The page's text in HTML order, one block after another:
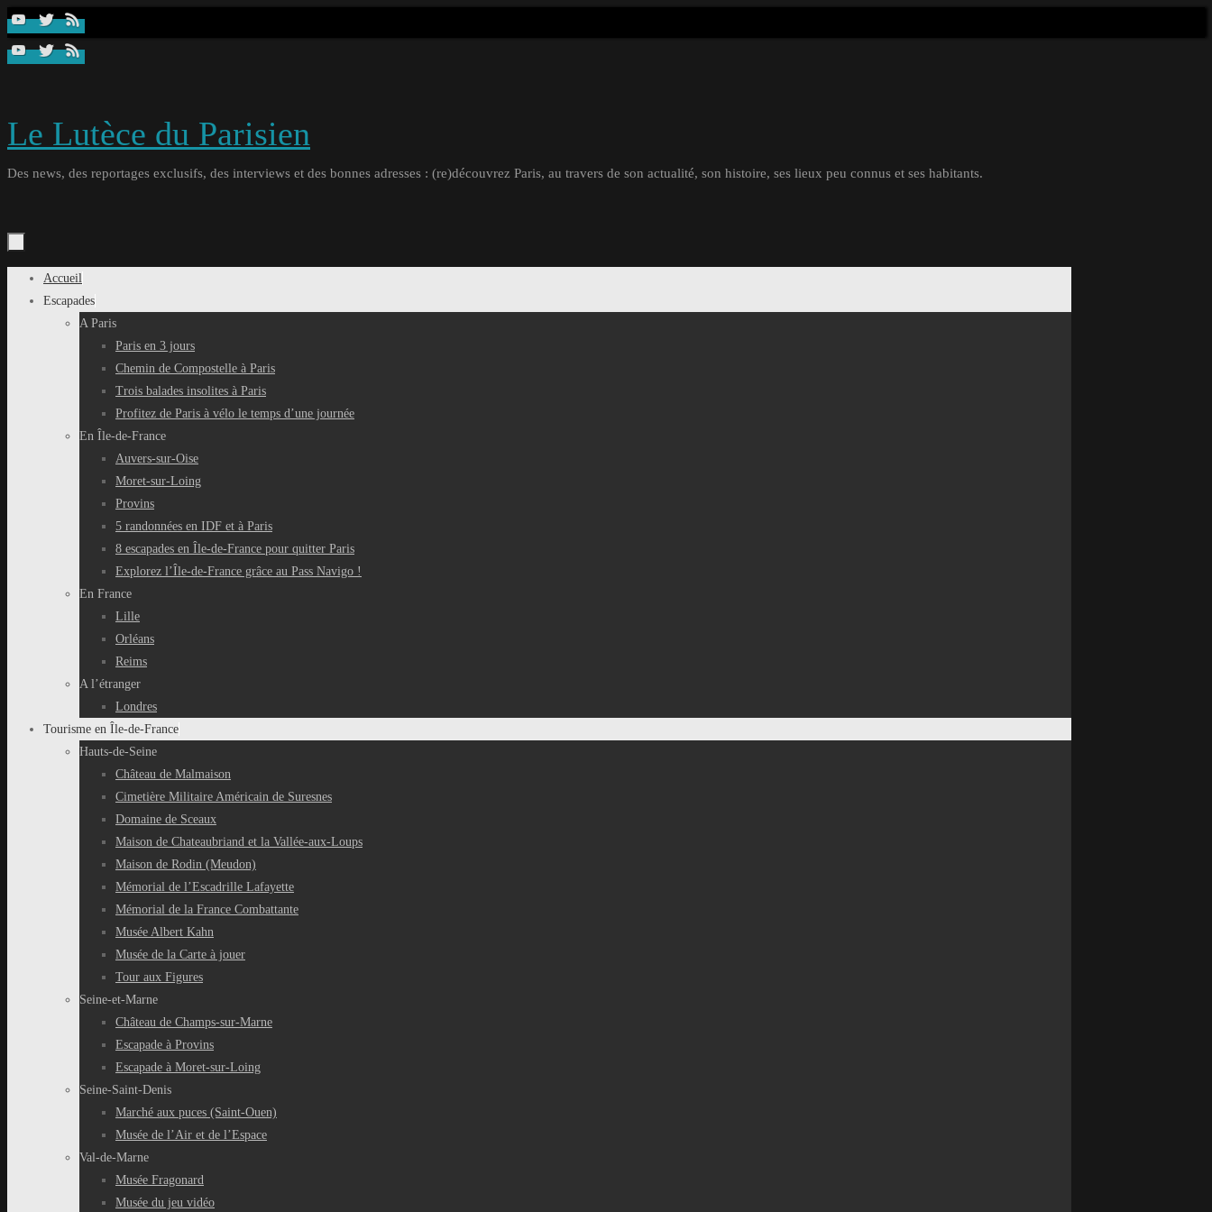
Passer
contenu
Le Lutèce du Parisien
Des news, des reportages exclusifs, des interviews et des bonnes adresses : (re)découvrez Paris, au travers de son actualité, son histoire, ses lieux peu connus et ses habitants.
Passer
Accueil
Escapades
A Paris
Paris en 3 jours
Chemin de Compostelle à Paris
Trois balades insolites à Paris
Profitez de Paris à vélo le temps d’une journée
En Île-de-France
Auvers-sur-Oise
Moret-sur-Loing
Provins
5 randonnées en IDF et à Paris
8 escapades en Île-de-France pour quitter Paris
Explorez l’Île-de-France grâce au Pass Navigo !
En France
Lille
Orléans
Reims
A l’étranger
Londres
Tourisme en Île-de-France
Hauts-de-Seine
Château de Malmaison
Cimetière Militaire Américain de Suresnes
Domaine de Sceaux
Maison de Chateaubriand et la Vallée-aux-Loups
Maison de Rodin (Meudon)
Mémorial de l’Escadrille Lafayette
Mémorial de la France Combattante
Musée Albert Kahn
Musée de la Carte à jouer
Tour aux Figures
Seine-et-Marne
Château de Champs-sur-Marne
Escapade à Provins
Escapade à Moret-sur-Loing
Seine-Saint-Denis
Marché aux puces (Saint-Ouen)
Musée de l’Air et de l’Espace
Val-de-Marne
Musée Fragonard
Musée du jeu vidéo